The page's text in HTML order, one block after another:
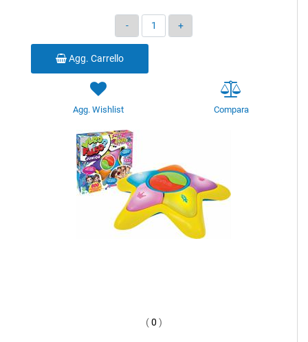
Quantità
Agg. Carrello
Agg. Wishlist Compara
(0 )